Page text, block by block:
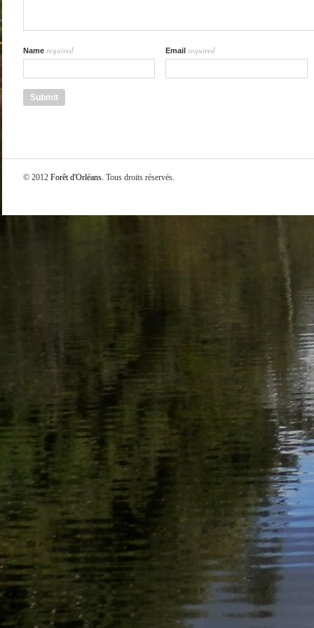
Name required Email required
© 2012 Forêt d'Orléans. Tous droits réservés.